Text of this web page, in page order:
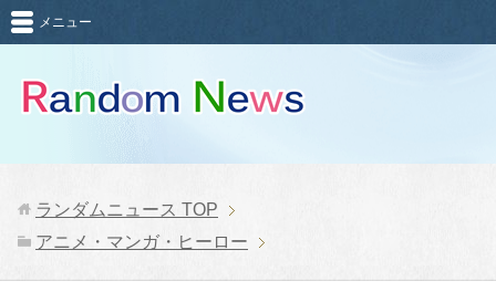
メニュー
ランダムニュース TOP
アニメ・マンガ・ヒーロー